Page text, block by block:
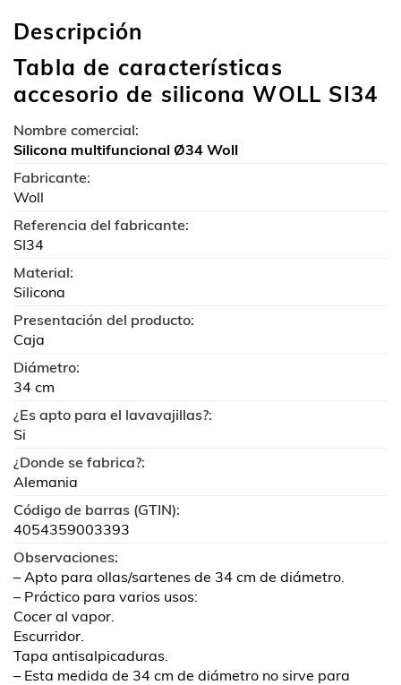
Descripción
Tabla de características
accesorio de silicona WOLL SI34
Nombre comercial:
Silicona multifuncional Ø34 Woll
Fabricante:
Woll
Referencia del fabricante:
SI34
Material:
Silicona
Presentación del producto:
Caja
Diámetro:
34 cm
¿Es apto para el lavavajillas?:
Si
¿Donde se fabrica?:
Alemania
Código de barras (GTIN):
4054359003393
Observaciones:
– Apto para ollas/sartenes de 34 cm de diámetro.
– Práctico para varios usos:
Cocer al vapor.
Escurridor.
Tapa antisalpicaduras.
– Esta medida de 34 cm de diámetro no sirve para